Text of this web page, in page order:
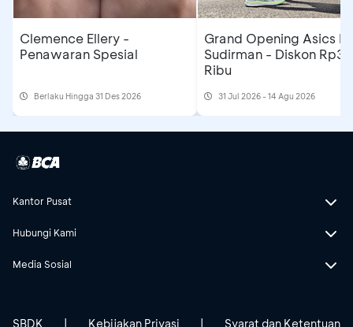
Clemence Ellery -
Penawaran Spesial
Berlaku Hingga 31 Des 2026
Grand Opening Asics
Sudirman - Diskon
Ribu
31 Jul 2026 - 14 Agu 2026
Kantor Pusat
Hubungi Kami
Media Sosial
SBDK | Kebijakan Privasi | Syarat dan Ketentuan